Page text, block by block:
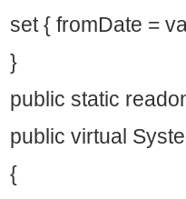
set { fromDate =
}
public static
public virtual
{